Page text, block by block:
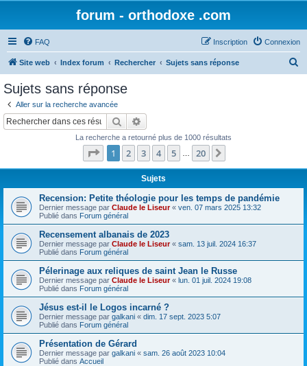
forum - orthodoxe .com
FAQ Connexion
Inscription
Site web Index forum Rechercher Sujets sans réponse
Sujets sans réponse
Aller sur la recherche avancée
Rechercher
La recherche a retourné plus de 1000 résultats
Page 1sur20
1 2 3 4 5 20
Sujets
Recension: Petite théologie pour les temps de pandémie
Dernier message par Claude le Liseur« ven. 07 mars 2025 13:32
Publié dans Forum général
Recensement albanais de 2023
Dernier message par Claude le Liseur« sam. 13 juil. 2024 16:37
Publié dans Forum général
Pélerinage aux reliques de saint Jean le Russe
Dernier message par Claude le Liseur« lun. 01 juil. 2024 19:08
Publié dans Forum général
Jésus est-il le Logos incarné ?
Dernier message par galkani « dim. 17 sept. 2023 5:07
Publié dans Forum général
Présentation de Gérard
Dernier message par galkani « sam. 26 août 2023 10:04
Publié dans Accueil